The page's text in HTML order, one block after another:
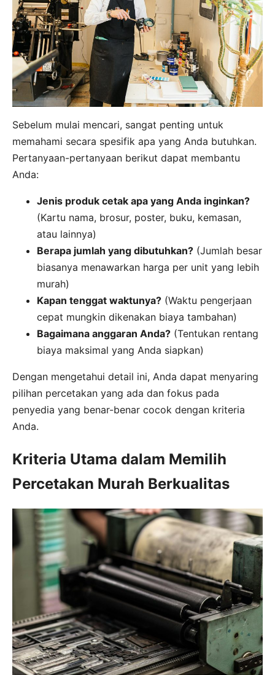
Sebelum mulai mencari, sangat penting untuk
memahami secara spesifik apa yang Anda butuhkan.
Pertanyaan-pertanyaan berikut dapat membantu
Anda:
Jenis produk cetak apa yang Anda inginkan?
(Kartu nama, brosur, poster, buku, kemasan,
atau lainnya)
Berapa jumlah yang dibutuhkan? (Jumlah besar
biasanya menawarkan harga per unit yang lebih
murah)
Kapan tenggat waktunya? (Waktu pengerjaan
cepat mungkin dikenakan biaya tambahan)
Bagaimana anggaran Anda? (Tentukan rentang
biaya maksimal yang Anda siapkan)
Dengan mengetahui detail ini, Anda dapat menyaring
pilihan percetakan yang ada dan fokus pada
penyedia yang benar-benar cocok dengan kriteria
Anda.
Kriteria Utama dalam Memilih
Percetakan Murah Berkualitas